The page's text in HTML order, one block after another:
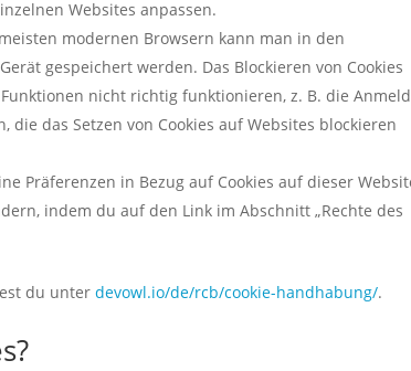
Websites anpassen.
modernen Browsern kann man in den
gespeichert werden. Das Blockieren von Cookies
nicht richtig funktionieren, z. B. die
das Setzen von Cookies auf Websites blockieren
Präferenzen in Bezug auf Cookies auf dieser
indem du auf den Link im Abschnitt „Rechte des
du unterdevowl.io/de/rcb/cookie-handhabung/.